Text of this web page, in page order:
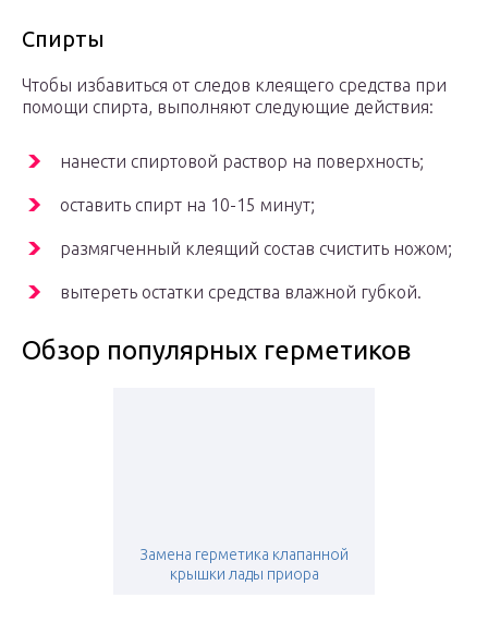
Спирты
Чтобы избавиться от следов клеящего средства при
помощи спирта, выполняют следующие действия:
нанести спиртовой раствор на поверхность;
оставить спирт на 10-15 минут;
размягченный клеящий состав счистить ножом;
вытереть остатки средства влажной губкой.
Обзор популярных герметиков
Замена герметика клапанной
крышки лады приора